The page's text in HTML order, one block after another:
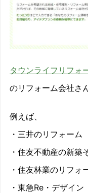
タウンライフリフォ
のリフォーム会社さ
例えば、
・三井のリフォーム
・住友不動産の新築
・住友林業のリフォ
・東急Re・デザイン